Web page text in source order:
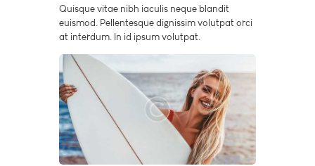
Quisque vitae nibh iaculis neque blandit
euismod. Pellentesque dignissim volutpat orci
at interdum. In id ipsum volutpat.